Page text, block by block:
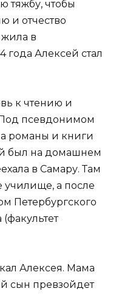
тяжбу, чтобы
и отчество
в
года Алексей стал
к чтению и
Под псевдонимом
романы и книги
был на домашнем
в Самару. Там
училище, а после
Петербургского
(факультет
Алексея. Мама
сын превзойдет